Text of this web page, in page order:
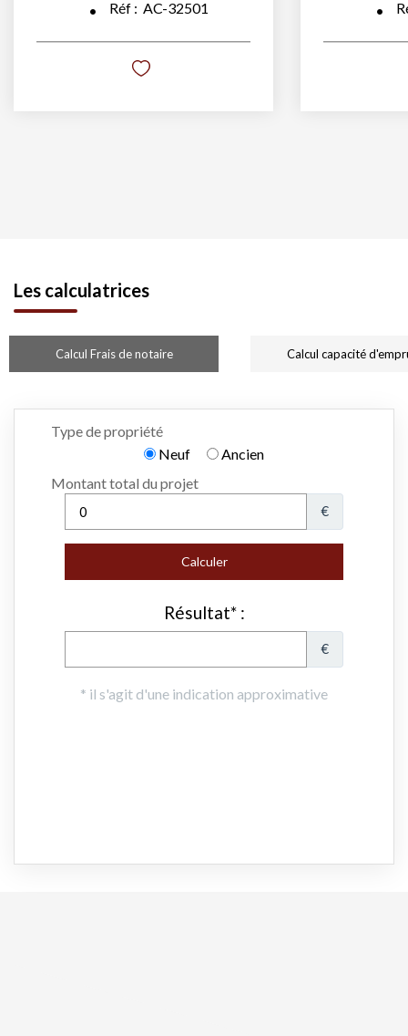
Réf : AC-32501
Les calculatrices
Calcul Frais de notaire Calcul capacité